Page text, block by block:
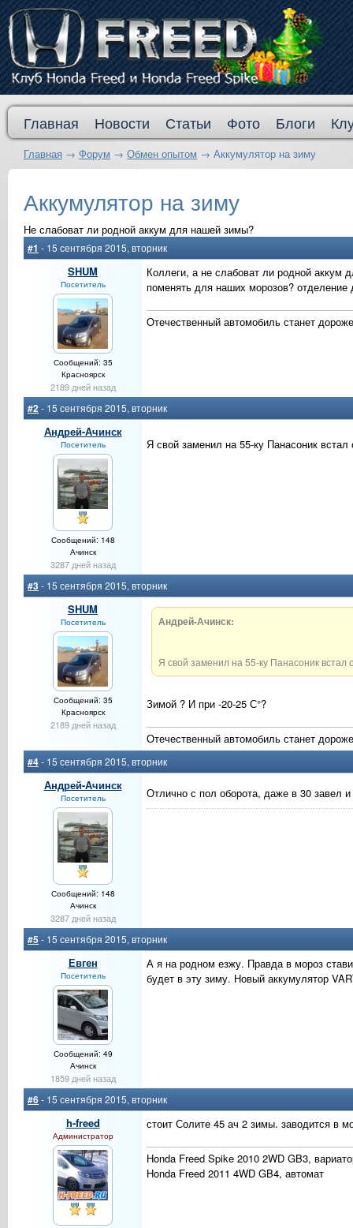
Главная Новости Статьи Фото Блоги
Главная → Форум → Обмен опытом → Аккумулятор на зиму
Аккумулятор на зиму
Не слабоват ли родной аккум для нашей зимы?
#1 - 15 сентября 2015, вторник
SHUM
Посетитель
Сообщений: 35
Красноярск
2189 дней назад
Коллеги, а не слабоват ли родной
поменять для наших морозов? отделение
Отечественный автомобиль станет
#2- 15 сентября 2015, вторник
Андрей-Ачинск
Посетитель
Сообщений: 148
Ачинск
3287 дней назад
Я свой заменил на 55-ку Панасоник
#3- 15 сентября 2015, вторник
SHUM
Посетитель
Сообщений: 35
Красноярск
2189 дней назад
Андрей-Ачинск:
Я свой заменил на 55-ку Панасоник встал
Зимой ? И при -20-25 С°?
Отечественный автомобиль станет
#4- 15 сентября 2015, вторник
Андрей-Ачинск
Посетитель
Сообщений: 148
Ачинск
3287 дней назад
Отлично с пол оборота, даже в 30 завел
#5 - 15 сентября 2015, вторник
Евген
Посетитель
Сообщений: 49
Ачинск
1859 дней назад
А я на родном езжу. Правда в мороз
будет в эту зиму. Новый аккумулятор
#6- 15 сентября 2015, вторник
h-freed
Администратор
стоит Солите 45 ач 2 зимы. заводится в
Honda Freed Spike 2010 2WD GB3,
Honda Freed 2011 4WD GB4, автомат